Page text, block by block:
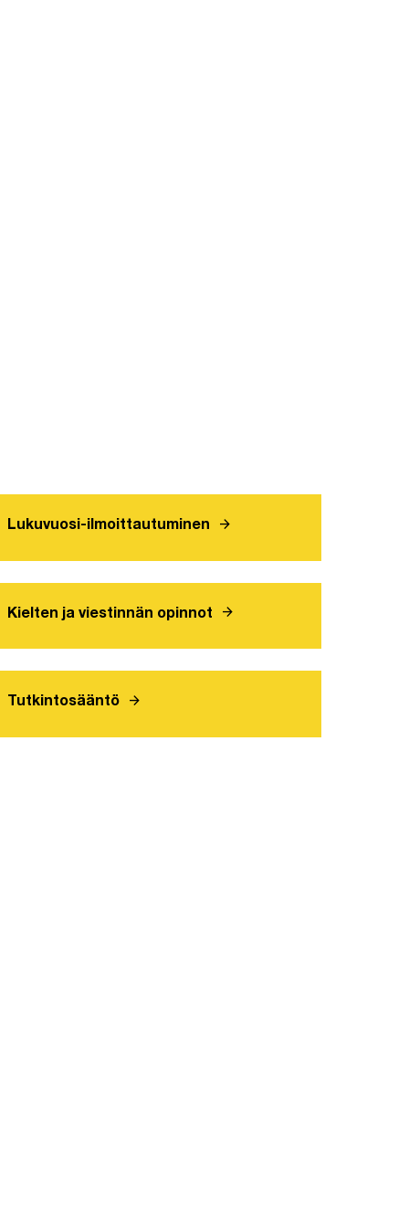
Lukuvuosi-ilmoittautuminen arrow_forward
Kielten ja viestinnän opinnot arrow_forward
Tutkintosääntö arrow_forward